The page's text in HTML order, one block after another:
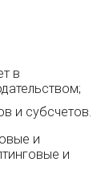
в
и субсчетов.
и
и